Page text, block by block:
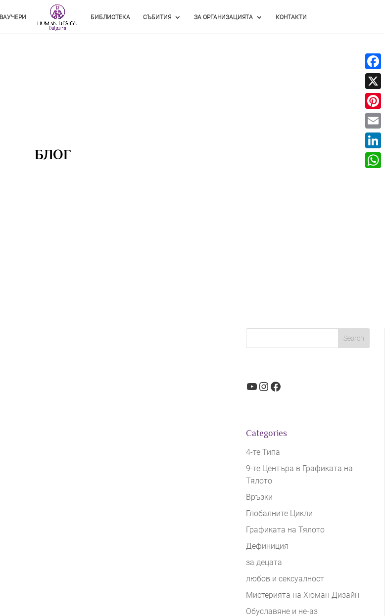
ВАУЧЕРИ БИБЛИОТЕКА СЪБИТИЯ ЗА ОРГАНИЗАЦИЯТА КОНТАКТИ
БЛОГ
YouTube
Instagram
Facebook
Categories
4-те Типа
9-те Центъра в Графиката на
Тялото
Връзки
Глобалните Цикли
Графиката на Тялото
Дефиниция
за децата
любов и сексуалност
Мистерията на Хюман Дизайн
Обуславяне и не-аз
X
Email